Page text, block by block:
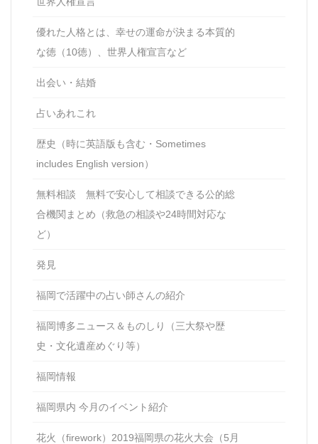
優れた人格とは、幸せの運命が決まる本質的
な徳（10徳）、世界人権宣言など
出会い・結婚
占いあれこれ
歴史（時に英語版も含む・Sometimes
includes English version）
無料相談 無料で安心して相談できる公的総
合機関まとめ（救急の相談や24時間対応な
ど）
発見
福岡で活躍中の占い師さんの紹介
福岡博多ニュース＆ものしり（三大祭や歴
史・文化遺産めぐり等）
福岡情報
福岡県内 今月のイベント紹介
花火（firework）2019福岡県の花火大会（5月